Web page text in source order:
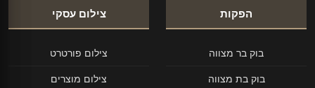
הפקות
בוק בר מצווה
בוק בת מצווה
צילום עסקי
צילום פורטרט
צילום מוצרים